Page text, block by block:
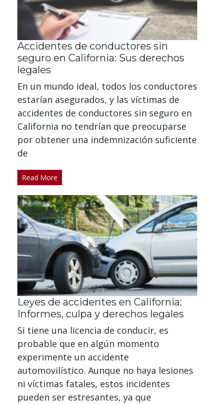
Accidentes de conductores sin
seguro en California: Sus derechos
legales
En un mundo ideal, todos los conductores
estarían asegurados, y las víctimas de
accidentes de conductores sin seguro en
California no tendrían que preocuparse
por obtener una indemnización suficiente
de
Read More
Leyes de accidentes en California:
Informes, culpa y derechos legales
Si tiene una licencia de conducir, es
probable que en algún momento
experimente un accidente
automovilístico. Aunque no haya lesiones
ni víctimas fatales, estos incidentes
pueden ser estresantes, ya que